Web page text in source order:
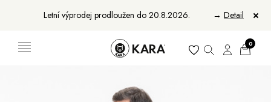
Letní výprodej prodloužen do 20.8.2026. → Detail
Muži
0